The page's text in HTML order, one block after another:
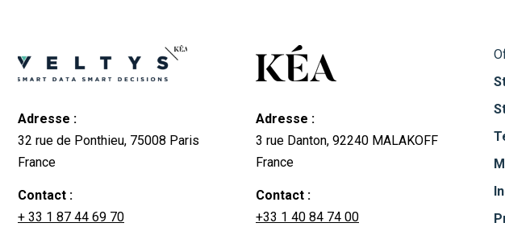
Adresse :
32 rue de Ponthieu, 75008 Paris
France
Contact :
+ 33 1 87 44 69 70
Adresse :
3 rue Danton, 92240 MALAKOFF
France
Contact :
+33 1 40 84 74 00